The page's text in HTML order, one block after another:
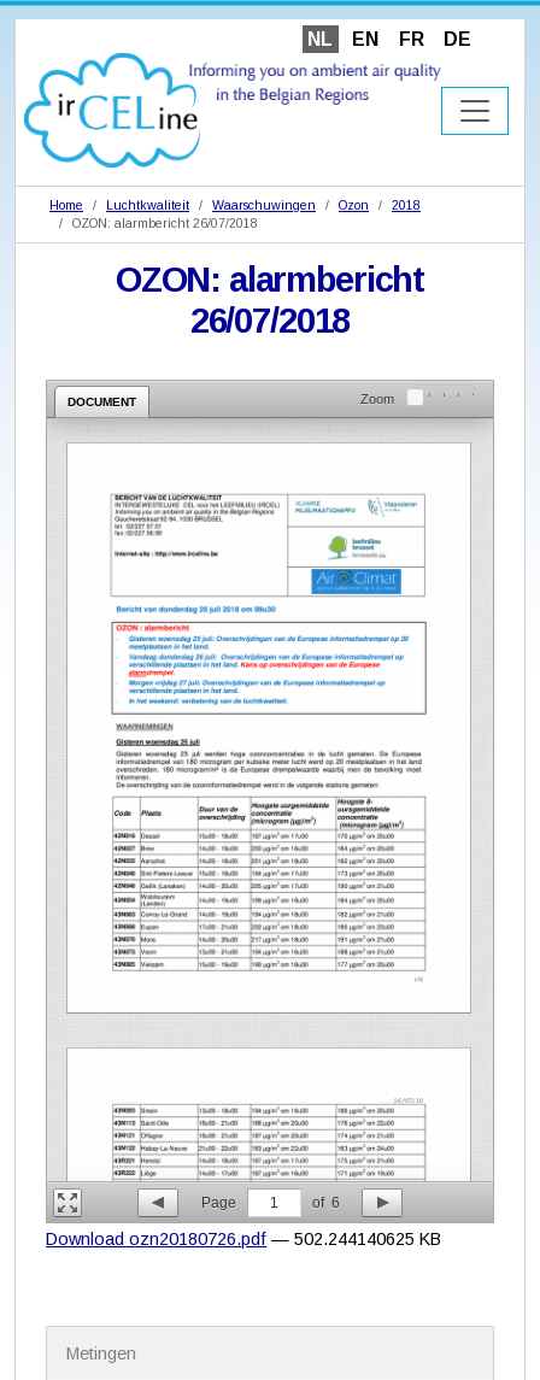
NL EN FR DE
Home Luchtkwaliteit Waarschuwingen Ozon
2018
OZON: alarmbericht 26/07/2018
OZON: alarmbericht
26/07/2018
DOCUMENT Zoom
Page 1 of 6
Download ozn20180726.pdf — 502.244140625 KB
Metingen